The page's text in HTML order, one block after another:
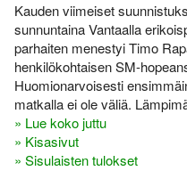
Kauden viimeiset
sunnuntaina Vantaalla
parhaiten menestyi Timo
henkilökohtaisen SM-
Huomionarvoisesti
matkalla ei ole väliä.
» Lue koko juttu
» Kisasivut
» Sisulaisten tulokset